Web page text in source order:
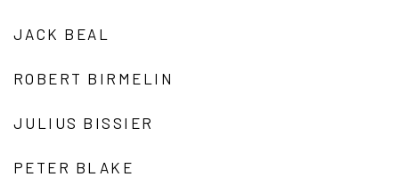
JACK BEAL
ROBERT BIRMELIN
JULIUS BISSIER
PETER BLAKE